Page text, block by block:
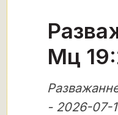
Мц
- 2026-07-